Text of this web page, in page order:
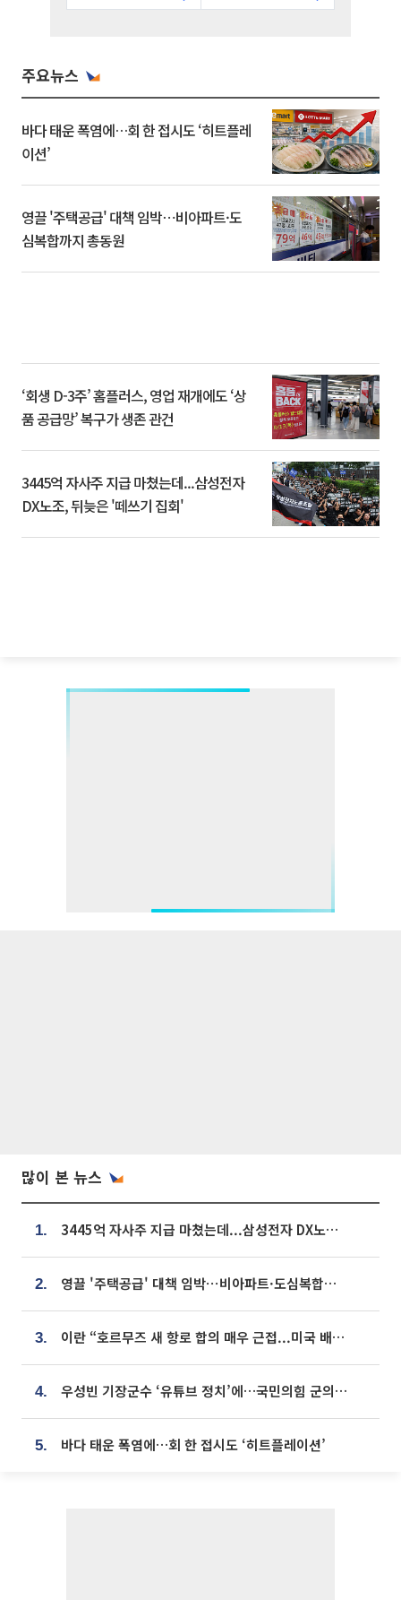
주요뉴스
바다 태운 폭염에…회 한 접시도 ‘히트플레
이션’
영끌 '주택공급' 대책 임박⋯비아파트·도
심복합까지 총동원
‘회생 D-3주’ 홈플러스, 영업 재개에도 ‘상
품 공급망’ 복구가 생존 관건
3445억 자사주 지급 마쳤는데...삼성전자
DX노조, 뒤늦은 '떼쓰기 집회'
많이 본 뉴스
1. 3445억 자사주 지급 마쳤는데...삼성전자 DX노조, 뒤늦은 '떼쓰기 집회'
2. 영끌 '주택공급' 대책 임박⋯비아파트·도심복합까지 총동원
3. 이란 “호르무즈 새 항로 합의 매우 근접...미국 배상 먼저”
4. 우성빈 기장군수 ‘유튜브 정치’에…국민의힘 군의원들 집단 반발
5. 바다 태운 폭염에…회 한 접시도 ‘히트플레이션’